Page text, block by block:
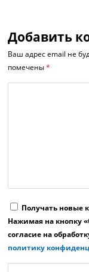
Добавить
Ваш адрес email не
помечены*
Получать новые
Нажимая на кнопку
согласие на
политику